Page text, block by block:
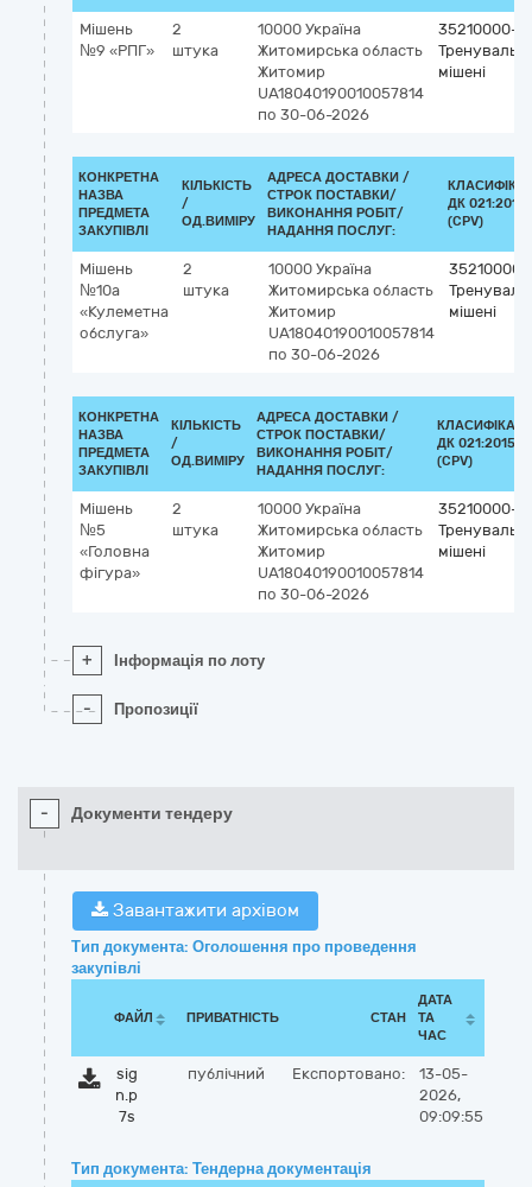
Мішень
№9 «РПГ»
2
штука
10000 Україна
Житомирська область
Житомир
UA18040190010057814
по 30-06-2026
35210000-9
Тренувальні
мішені
КОНКРЕТНА
НАЗВА
ПРЕДМЕТА
ЗАКУПІВЛІ
КІЛЬКІСТЬ
/
ОД.ВИМІРУ
АДРЕСА ДОСТАВКИ /
СТРОК ПОСТАВКИ/
ВИКОНАННЯ РОБІТ/
НАДАННЯ ПОСЛУГ:
ДК 021:2015
(CPV)
Мішень
№10а
«Кулеметна
обслуга»
2
штука
10000 Україна
Житомирська область
Житомир
UA18040190010057814
по 30-06-2026
35210000-
мішені
КОНКРЕТНА
НАЗВА
ПРЕДМЕТА
ЗАКУПІВЛІ
КІЛЬКІСТЬ
/
ОД.ВИМІРУ
АДРЕСА ДОСТАВКИ /
СТРОК ПОСТАВКИ/
ВИКОНАННЯ РОБІТ/
НАДАННЯ ПОСЛУГ:
ДК 021:2015
(CPV)
Мішень
№5
«Головна
фігура»
2
штука
10000 Україна
Житомирська область
Житомир
UA18040190010057814
по 30-06-2026
35210000-9
Тренувальні
мішені
+ Інформація по лоту
- Пропозиції
- Документи тендеру
Завантажити архівом
Тип документа: Оголошення про проведення
закупівлі
ФАЙЛ ПРИВАТНІСТЬ СТАН
ДАТА
ТА
ЧАС
sig
n.p
7s
публічний Експортовано:
13-05-
2026,
09:09:55
Тип документа: Тендерна документація